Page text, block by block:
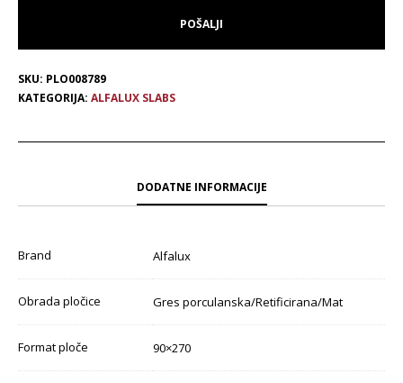
SKU: PLO008789
KATEGORIJA: ALFALUX SLABS
DODATNE INFORMACIJE
Brand Alfalux
Obrada pločice Gres porculanska/Retificirana/Mat
Format ploče 90×270